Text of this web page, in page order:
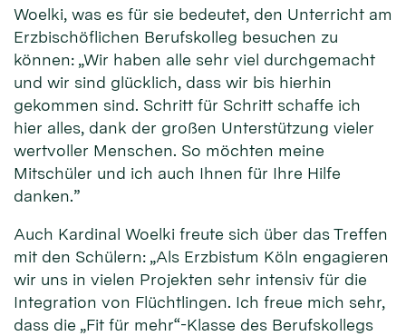
Woelki, was es für sie bedeutet, den Unterricht am
Erzbischöflichen Berufskolleg besuchen zu
können: „Wir haben alle sehr viel durchgemacht
und wir sind glücklich, dass wir bis hierhin
gekommen sind. Schritt für Schritt schaffe ich
hier alles, dank der großen Unterstützung vieler
wertvoller Menschen. So möchten meine
Mitschüler und ich auch Ihnen für Ihre Hilfe
danken.”
Auch Kardinal Woelki freute sich über das Treffen
mit den Schülern: „Als Erzbistum Köln engagieren
wir uns in vielen Projekten sehr intensiv für die
Integration von Flüchtlingen. Ich freue mich sehr,
dass die „Fit für mehr“-Klasse des Berufskollegs